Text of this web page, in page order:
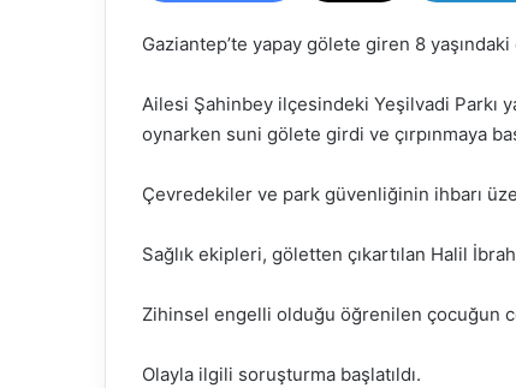
Gaziantep’te yapay gölete giren 8
Ailesi Şahinbey ilçesindeki Yeşilvadi Parkı
oynarken suni gölete girdi ve çırpınmaya
Çevredekiler ve park güvenliğinin ihbarı
Sağlık ekipleri, göletten çıkartılan Halil
Zihinsel engelli olduğu öğrenilen çocuğun
Olayla ilgili soruşturma başlatıldı.